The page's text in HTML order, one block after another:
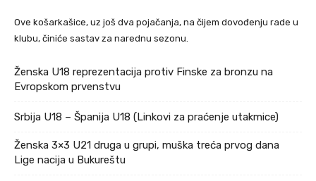
Ove košarkašice, uz još dva pojačanja, na čijem dovođenju rade u
klubu, činiće sastav za narednu sezonu.
Ženska U18 reprezentacija protiv Finske za bronzu na
Evropskom prvenstvu
Srbija U18 – Španija U18 (Linkovi za praćenje utakmice)
Ženska 3×3 U21 druga u grupi, muška treća prvog dana
Lige nacija u Bukureštu